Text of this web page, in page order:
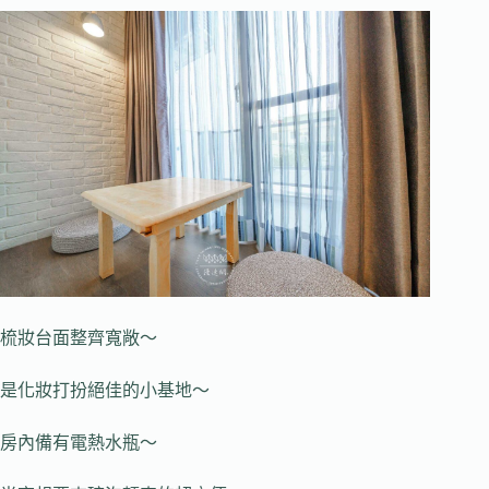
梳妝台面整齊寬敞～
是化妝打扮絕佳的小基地～
房內備有電熱水瓶～